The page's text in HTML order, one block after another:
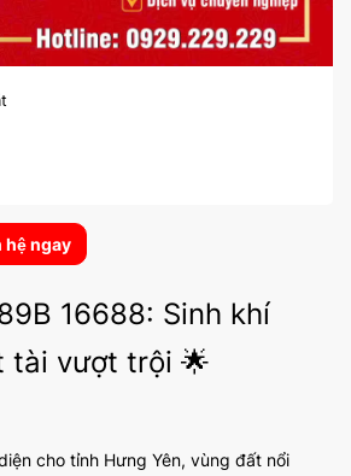
hệ ngay
16688: Sinh khí
tài vượt trội 🌟
cho tỉnh Hưng Yên, vùng đất nổi